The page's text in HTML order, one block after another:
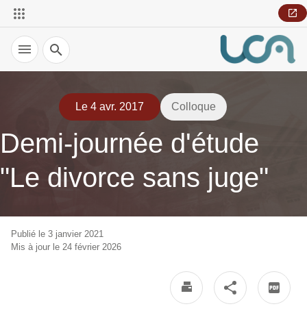
Recherche
Le 4 avr. 2017 Colloque
Demi-journée d'étude
"Le divorce sans juge"
Publié le 3 janvier 2021
Mis à jour le 24 février 2026